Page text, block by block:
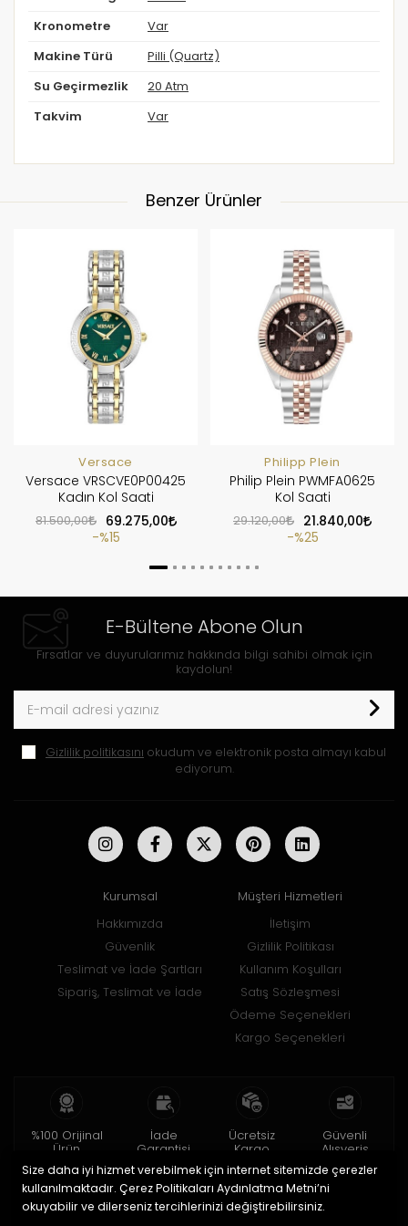
Kronometre Var
Makine Türü Pilli (Quartz)
Su Geçirmezlik 20 Atm
Takvim Var
Benzer Ürünler
Versace
Versace VRSCVE0P00425
Kadın Kol Saati
81.500,00
69.275,00
%15
Philipp Plein
Philip Plein PWMFA0625
Kol Saati
29.120,00
21.840,00
%25
E-Bültene Abone Olun
Fırsatlar ve duyurularımız hakkında bilgi sahibi olmak için
kaydolun!
Gizlilik politikasını okudum ve elektronik posta almayı kabul
ediyorum.
Kurumsal
Hakkımızda
Güvenlik
Teslimat ve İade Şartları
Sipariş, Teslimat ve İade
Müşteri Hizmetleri
İletişim
Gizlilik Politikası
Kullanım Koşulları
Satış Sözleşmesi
Ödeme Seçenekleri
Kargo Seçenekleri
%100 Orijinal
Ürün
2 yıl garanti
İade
Garantisi
15 gün içinde
iade
Ücretsiz
Kargo
150 TL ve üzeri
Güvenli
Alışveriş
256bit SSL ile
Size daha iyi hizmet verebilmek için internet sitemizde çerezler
kullanılmaktadır. Çerez Politikaları Aydınlatma Metni’ni
okuyabilir ve dilerseniz tercihlerinizi değiştirebilirsiniz.